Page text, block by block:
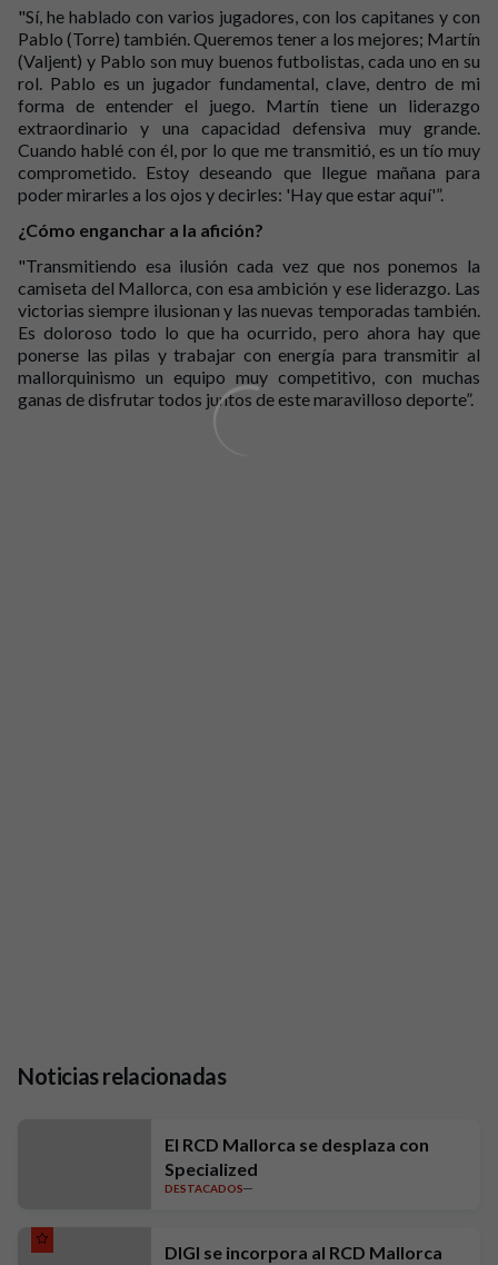
"Sí, he hablado con varios jugadores, con los capitanes y con
Pablo (Torre) también. Queremos tener a los mejores; Martín
(Valjent) y Pablo son muy buenos futbolistas, cada uno en su
rol. Pablo es un jugador fundamental, clave, dentro de mi
forma de entender el juego. Martín tiene un liderazgo
extraordinario y una capacidad defensiva muy grande.
Cuando hablé con él, por lo que me transmitió, es un tío muy
comprometido. Estoy deseando que llegue mañana para
poder mirarles a los ojos y decirles: 'Hay que estar aquí'”.
¿Cómo enganchar a la afición?
"Transmitiendo esa ilusión cada vez que nos ponemos la
camiseta del Mallorca, con esa ambición y ese liderazgo. Las
victorias siempre ilusionan y las nuevas temporadas también.
Es doloroso todo lo que ha ocurrido, pero ahora hay que
ponerse las pilas y trabajar con energía para transmitir al
mallorquinismo un equipo muy competitivo, con muchas
ganas de disfrutar todos juntos de este maravilloso deporte”.
Noticias relacionadas
El RCD Mallorca se desplaza con
Specialized
DESTACADOS
DIGI se incorpora al RCD Mallorca